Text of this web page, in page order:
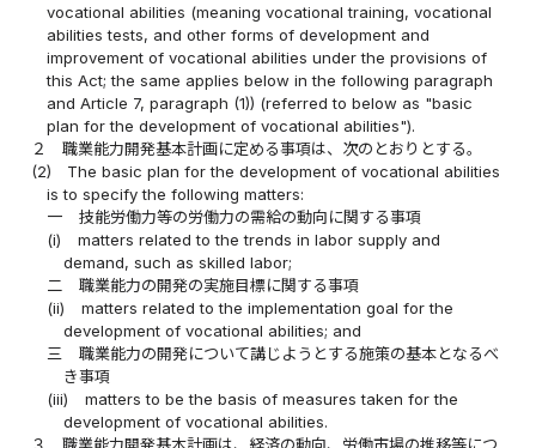
vocational abilities (meaning vocational training, vocational
abilities tests, and other forms of development and
improvement of vocational abilities under the provisions of
this Act; the same applies below in the following paragraph
and Article 7, paragraph (1)) (referred to below as "basic
plan for the development of vocational abilities").
２
職業能力開発基本計画に定める事項は、次のとおりとする。
(2)
The basic plan for the development of vocational abilities
is to specify the following matters:
一
技能労働力等の労働力の需給の動向に関する事項
(i)
matters related to the trends in labor supply and
demand, such as skilled labor;
二
職業能力の開発の実施目標に関する事項
(ii)
matters related to the implementation goal for the
development of vocational abilities; and
三
職業能力の開発について講じようとする施策の基本となるべ
き事項
(iii)
matters to be the basis of measures taken for the
development of vocational abilities.
３
職業能力開発基本計画は、経済の動向、労働市場の推移等につ